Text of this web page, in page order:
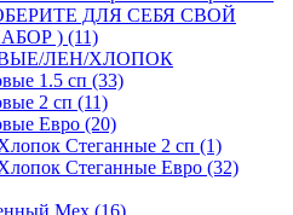
ДЛЯ СЕБЯ СВОЙ
) (11)
ЛЕН/ХЛОПОК
1.5 сп (33)
2 сп (11)
Евро (20)
Стеганные 2 сп (1)
Стеганные Евро (32)
Мех (16)